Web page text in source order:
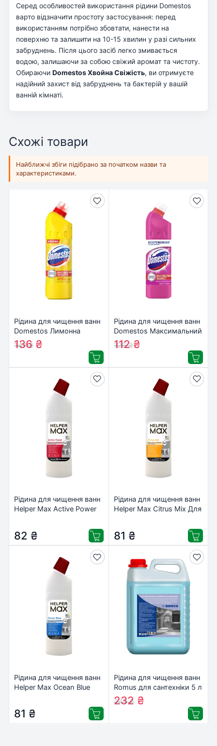
Серед особливостей використання рідини Domestos
варто відзначити простоту застосування: перед
використанням потрібно збовтати, нанести на
поверхню та залишити на 10-15 хвилин у разі сильних
забруднень. Після цього засіб легко змивається
водою, залишаючи за собою свіжий аромат та чистоту.
Обираючи Domestos Хвойна Свіжість, ви отримуєте
надійний захист від забруднень та бактерій у вашій
ванній кімнаті.
Схожі товари
Найближчі збіги підібрано за початком назви та
характеристиками.
Рідина для чищення ванн
Domestos Лимонна
Свіжість 1 л
(8717163094921)
147₴
136₴
Рідина для чищення ванн
Domestos Максимальний
Захист Рожевий шторм
750 мл (8720181679063)
126₴
112₴
Рідина для чищення ванн
Helper Max Active Power
82 ₴
Рідина для чищення ванн
Helper Max Citrus Mix Для
81 ₴
Рідина для чищення ванн
Helper Max Ocean Blue
81 ₴
Рідина для чищення ванн
Romus для сантехніки 5 л
(4820137761385)
247₴
232 ₴